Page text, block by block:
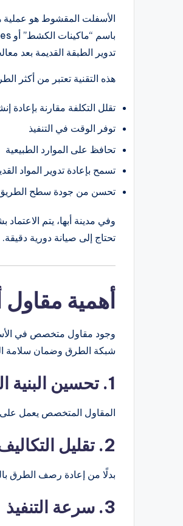
الأسفلت المقشوط هو عملية
تدوير الطبقة القديمة بعد
هذه التقنية تعتبر من أكثر
تقلل التكلفة مقارنة بإعادة
توفر الوقت في التنفيذ
تحافظ على الموارد الطبيعية
تسمح بإعادة تدوير المواد
تحسن من جودة سطح الطريق
وفي مدينة أبها، يتم
تحتاج إلى صيانة دورية دقيقة.
أهمية
وجود مقاول متخصص في
شبكة الطرق وضمان سلامة
1. تحسين البنية التحتية
المقاول المتخصص يعمل على
2. تقليل التكاليف الحكومية والخاصة
بدلًا من إعادة رصف الطرق
3. سرعة التنفيذ